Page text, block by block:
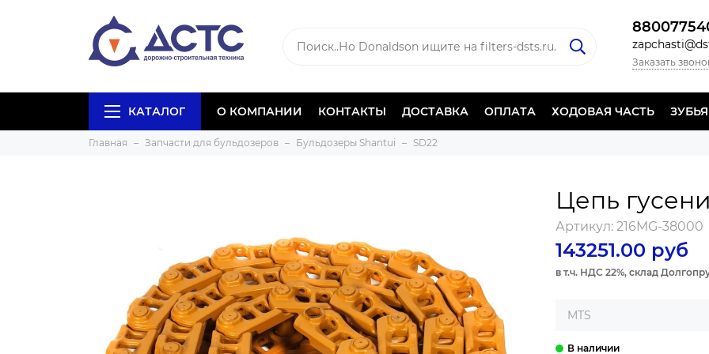
Заказать
КАТАЛОГ О КОМПАНИИ КОНТАКТЫ ДОСТАВКА ОПЛАТА ХОДОВАЯ ЧАСТЬ
Главная Запчасти для бульдозеров Бульдозеры Shantui SD22
Цепь
Артикул: 216MG-38000
143251.00 руб
в т.ч. НДС 22%, склад
MTS